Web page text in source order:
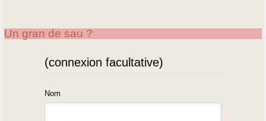
Un gran de sau ?
(connexion facultative)
Nom